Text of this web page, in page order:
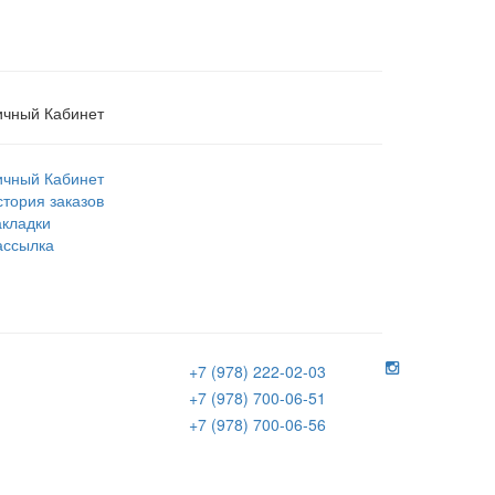
Кабинет
Кабинет
заказов
+7 (978) 222-02-03
+7 (978) 700-06-51
+7 (978) 700-06-56